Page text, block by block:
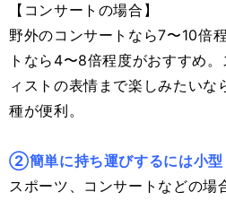
【コンサートの場合】
野外のコンサートなら7〜10倍
トなら4〜8倍程度がおすすめ
ィストの表情まで楽しみたいな
種が便利。
②簡単に持ち運びするには小型
スポーツ、コンサートなどの場